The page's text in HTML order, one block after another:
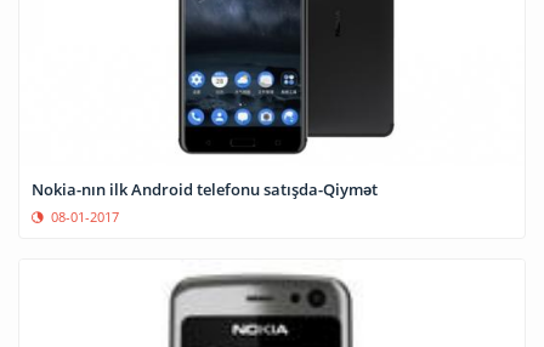
Nokia-nın ilk Android telefonu satışda-Qiymət
08-01-2017